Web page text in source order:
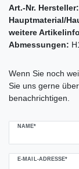
Art.-Nr. Hersteller:
Hauptmaterial/
weitere
Abmessungen:
Wenn Sie noch
Sie uns gerne
benachrichtigen.
NAME*
E-MAIL-ADRESSE*